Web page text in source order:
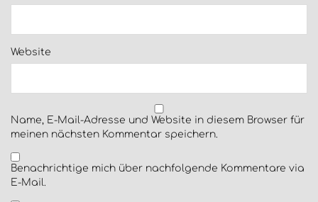
Website
Name, E-Mail-Adresse und Website in diesem Browser für
meinen nächsten Kommentar speichern.
Benachrichtige mich über nachfolgende Kommentare via
E-Mail.